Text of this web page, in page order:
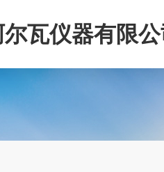
瓦仪器有限